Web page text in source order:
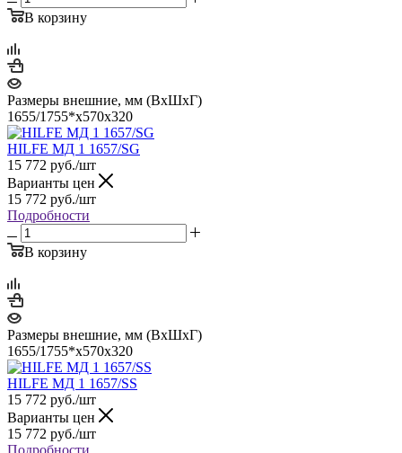
В корзину
Размеры внешние, мм (ВхШхГ)
1655/1755*x570x320
HILFE МД 1 1657/SG
15 772 руб./шт
Варианты цен
15 772 руб./шт
Подробности
В корзину
Размеры внешние, мм (ВхШхГ)
1655/1755*x570x320
HILFE МД 1 1657/SS
15 772 руб./шт
Варианты цен
15 772 руб./шт
Подробности